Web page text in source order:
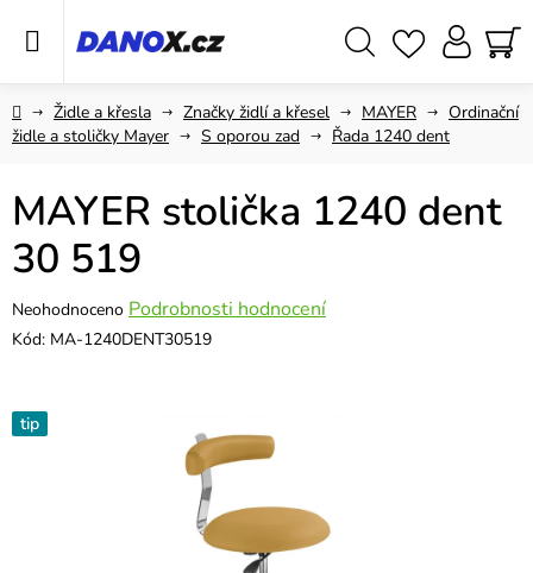
DomůŽidle a křesla Značky židlí a křesel MAYER
Ordinační
židle a stoličky Mayer
S oporou zad Řada 1240 dent
MAYER stolička 1240 dent
30 519
Průměrné
hodnocení
0,0
z
Neohodnoceno Podrobnosti hodnocení
Kód: MA-1240DENT30519
tip